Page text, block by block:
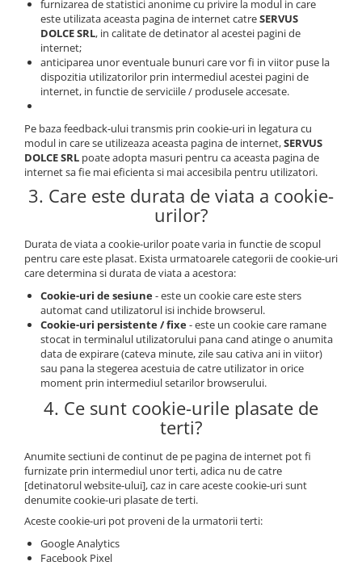
furnizarea de statistici anonime cu privire la modul in care
este utilizata aceasta pagina de internet catreSERVUS
DOLCE SRL, in calitate de detinator al acestei pagini de
internet;
anticiparea unor eventuale bunuri care vor fi in viitor puse la
dispozitia utilizatorilor prin intermediul acestei pagini de
internet, in functie de serviciile / produsele accesate.
Pe baza feedback-ului transmis prin cookie-uri in legatura cu
modul in care se utilizeaza aceasta pagina de internet,SERVUS
DOLCE SRL poate adopta masuri pentru ca aceasta pagina de
internet sa fie mai eficienta si mai accesibila pentru utilizatori.
3. Care este durata de viata a cookie-
urilor?
Durata de viata a cookie-urilor poate varia in functie de scopul
pentru care este plasat. Exista urmatoarele categorii de cookie-uri
care determina si durata de viata a acestora:
Cookie-uri de sesiune- este un cookie care este sters
automat cand utilizatorul isi inchide browserul.
Cookie-uri persistente / fixe- este un cookie care ramane
stocat in terminalul utilizatorului pana cand atinge o anumita
data de expirare (cateva minute, zile sau cativa ani in viitor)
sau pana la stegerea acestuia de catre utilizator in orice
moment prin intermediul setarilor browserului.
4. Ce sunt cookie-urile plasate de
terti?
Anumite sectiuni de continut de pe pagina de internet pot fi
furnizate prin intermediul unor terti, adica nu de catre
[detinatorul website-ului], caz in care aceste cookie-uri sunt
denumite cookie-uri plasate de terti.
Aceste cookie-uri pot proveni de la urmatorii terti:
Google Analytics
Facebook Pixel